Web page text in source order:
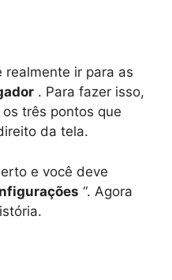
realmente ir para as
. Para fazer isso,
três pontos que
da tela.
e você deve
“. Agora